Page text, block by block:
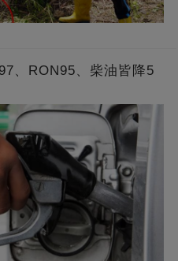
、RON95、柴油皆降5